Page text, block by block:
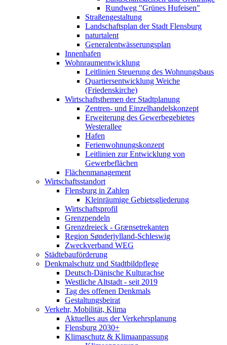
Rundweg "Grünes Hufeisen"
Straßengestaltung
Landschaftsplan der Stadt Flensburg
naturtalent
Generalentwässerungsplan
Innenhafen
Wohnraumentwicklung
Leitlinien Steuerung des Wohnungsbaus
Quartiersentwicklung Weiche
(Friedenskirche)
Wirtschaftsthemen der Stadtplanung
Zentren- und Einzelhandelskonzept
Erweiterung des Gewerbegebietes
Westerallee
Hafen
Ferienwohnungskonzept
Leitlinien zur Entwicklung von
Gewerbeflächen
Flächenmanagement
Wirtschaftsstandort
Flensburg in Zahlen
Kleinräumige Gebietsgliederung
Wirtschaftsprofil
Grenzpendeln
Grenzdreieck - Grænsetrekanten
Region Sønderjylland-Schleswig
Zweckverband WEG
Städtebauförderung
Denkmalschutz und Stadtbildpflege
Deutsch-Dänische Kulturachse
Westliche Altstadt - seit 2019
Tag des offenen Denkmals
Gestaltungsbeirat
Verkehr, Mobilität, Klima
Aktuelles aus der Verkehrsplanung
Flensburg 2030+
Klimaschutz & Klimaanpassung